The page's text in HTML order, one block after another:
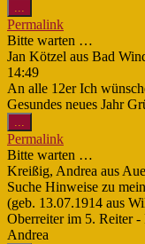
...
Metabox
ein-/ausblenden.
Permalink
Bitte warten …
Jan Kötzel aus Bad
14:49
An alle 12er Ich
Gesundes neues Jahr
...
Metabox
ein-/ausblenden.
Permalink
Bitte warten …
Kreißig, Andrea aus Aue
Suche Hinweise zu
(geb. 13.07.1914 aus
Oberreiter im 5. Reiter
Andrea